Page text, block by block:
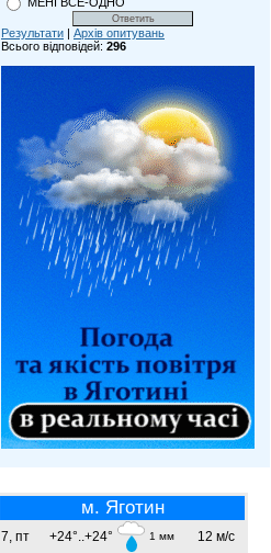
Результати | Архів опитувань
Всього відповідей: 296
м. Яготин
7, пт +24°..+24° 1 мм 12 м/с